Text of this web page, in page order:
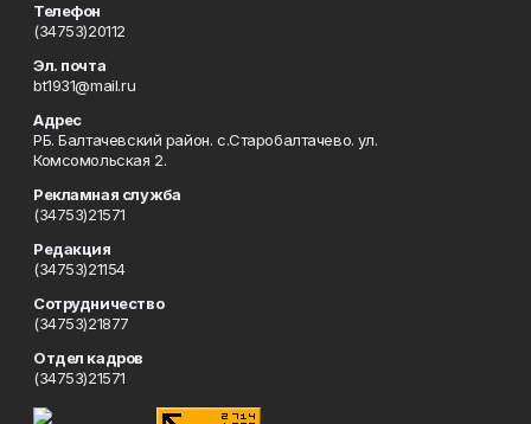
Телефон
(34753)20112
Эл. почта
bt1931@mail.ru
Адрес
РБ. Балтачевский район. с.Старобалтачево. ул.
Комсомольская 2.
Рекламная служба
(34753)21571
Редакция
(34753)21154
Сотрудничество
(34753)21877
Отдел кадров
(34753)21571